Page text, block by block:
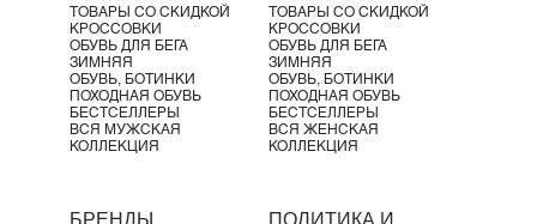
Поддержка и безопасность
Обновленная внутренняя лента
обеспечивает фиксацию вокруг средней части стопы для
поддержки и безопасности.
ТОВАРЫ СО СКИДКОЙ
КРОССОВКИ
ОБУВЬ ДЛЯ БЕГА
ЗИМНЯЯ
ОБУВЬ, БОТИНКИ
ПОХОДНАЯ ОБУВЬ
БЕСТСЕЛЛЕРЫ
ВСЯ МУЖСКАЯ
КОЛЛЕКЦИЯ
ТОВАРЫ СО СКИДКОЙ
КРОССОВКИ
ОБУВЬ ДЛЯ БЕГА
ЗИМНЯЯ
ОБУВЬ, БОТИНКИ
ПОХОДНАЯ ОБУВЬ
БЕСТСЕЛЛЕРЫ
ВСЯ ЖЕНСКАЯ
КОЛЛЕКЦИЯ